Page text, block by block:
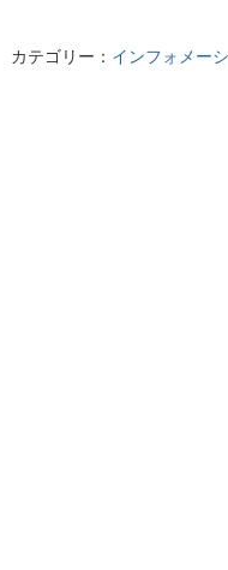
カテゴリー： インフォメー